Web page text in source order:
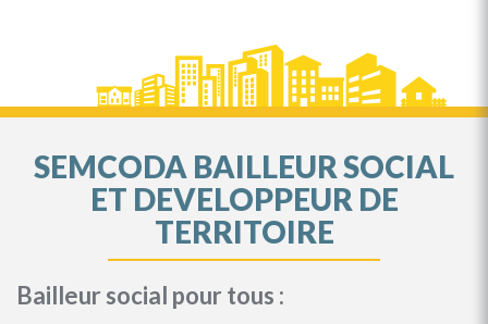
SEMCODA BAILLEUR SOCIAL
ET DEVELOPPEUR DE
TERRITOIRE
Bailleur social pour tous :